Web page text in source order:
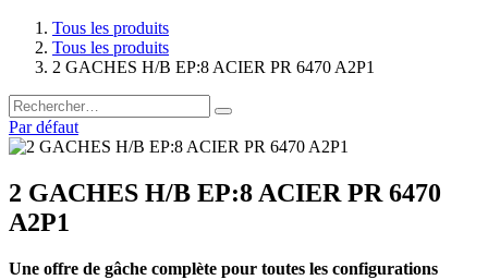
Tous les produits
Tous les produits
2 GACHES H/B EP:8 ACIER PR 6470 A2P1
Par défaut
2 GACHES H/B EP:8 ACIER PR 6470
A2P1
Une offre de gâche complète pour toutes les configurations